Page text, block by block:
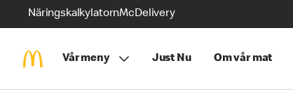
NäringskalkylatornMcDelivery
Vår meny Just Nu Om vår mat